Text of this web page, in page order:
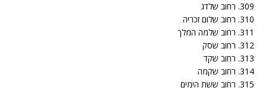
309. רחוב שלדג
310. רחוב שלום זכריה
311. רחוב שלמה המלך
312. רחוב שסק
313. רחוב שקד
314. רחוב שקמה
315. רחוב ששת הימים